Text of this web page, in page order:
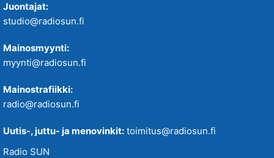
Juontajat:
studio@radiosun.fi
Mainosmyynti:
myynti@radiosun.fi
Mainostrafiikki:
radio@radiosun.fi
Uutis-, juttu- ja menovinkit: toimitus@radiosun.fi
Radio SUN